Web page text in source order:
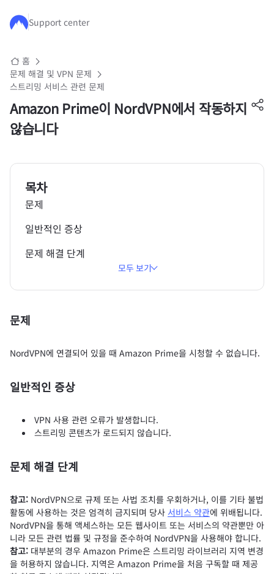
주요 콘텐츠로 건너뛰기
Support center
홈
문제 해결 및 VPN 문제
스트리밍 서비스 관련 문제
Amazon Prime이 NordVPN에서 작동하지
않습니다
목차
문제
일반적인 증상
문제 해결 단계
모두 보기
문제
NordVPN에 연결되어 있을 때 Amazon Prime을 시청할 수 없습니다.
일반적인 증상
VPN 사용 관련 오류가 발생합니다.
스트리밍 콘텐츠가 로드되지 않습니다.
문제 해결 단계
참고: NordVPN으로 규제 또는 사법 조치를 우회하거나, 이를 기타 불법
활동에 사용하는 것은 엄격히 금지되며 당사 서비스 약관에 위배됩니다.
NordVPN을 통해 액세스하는 모든 웹사이트 또는 서비스의 약관뿐만 아
니라 모든 관련 법률 및 규정을 준수하여 NordVPN을 사용해야 합니다.
참고: 대부분의 경우 Amazon Prime은 스트리밍 라이브러리 지역 변경
을 허용하지 않습니다. 지역은 Amazon Prime을 처음 구독할 때 제공